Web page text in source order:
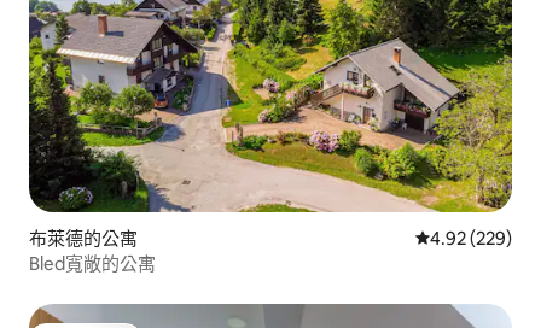
布萊德的公寓 從 229 則評價
4.92 (229)
Bled寬敞的公寓